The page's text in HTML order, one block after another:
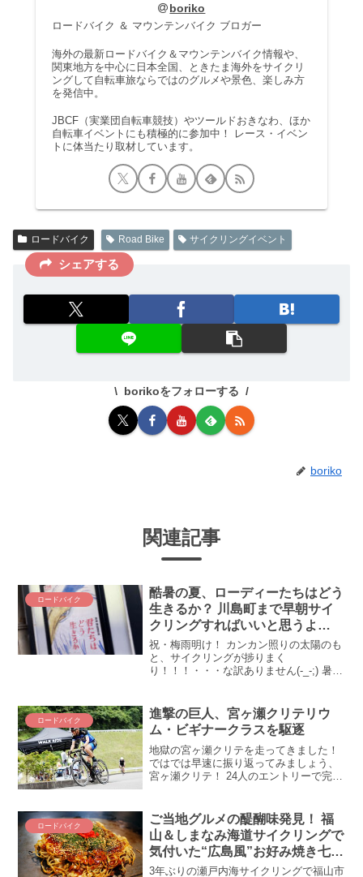
boriko
ロードバイク ＆ マウンテンバイク ブロガー
海外の最新ロードバイク＆マウンテンバイク情報や、
関東地方を中心に日本全国、ときたま海外をサイクリ
ングして自転車旅ならではのグルメや景色、楽しみ方
を発信中。
JBCF（実業団自転車競技）やツールドおきなわ、ほか
自転車イベントにも積極的に参加中！ レース・イベン
トに体当たり取材しています。
ロードバイク Road Bike サイクリングイベント
シェアする
borikoをフォローする
boriko
関連記事
ロードバイク
酷暑の夏、ローディーたちはどう
生きるか？ 川島町まで早朝サイ
クリングすればいいと思うよ
(´_ゝ｀)ｲｲｺﾄｲｯﾊﾟｲ
祝・梅雨明け！ カンカン照りの太陽のも
と、サイクリングが捗りまく
り！！！・・・な訳ありません(-_-;) 暑
クで走っては命に関わります。走るなら
朝もしくは夕方のみ。そうなると行ける
場所が激しく限られてくるのよね
ぇ。。。そんなアナタとワタクシにお勧
めしたいのが都心からもっと近い農村、
僕が大好き川島町です(´_ゝ｀)
ロードバイク
進撃の巨人、宮ヶ瀬クリテリウ
ム・ビギナークラスを駆逐
地獄の宮ヶ瀬クリテを走ってきました！
ではでは早速に振り返ってみましょう、
宮ヶ瀬クリテ！ 24人のエントリーで完走
29%の激闘を振り返ります！※写真撮
影：バスさん 早朝...
ロードバイク
ご当地グルメの醍醐味発見！ 福
山＆しまなみ海道サイクリングで
気付いた“広島風”お好み焼き七変
化
3年ぶりの瀬戸内海サイクリングで福山市